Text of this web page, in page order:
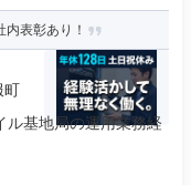
表彰あり！
町
ル基地局の運用業務経